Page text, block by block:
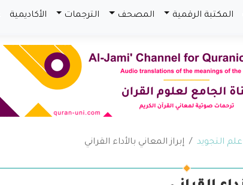
المكتبة الرقمية المصحف الترجمات الأكاديمية
التجويد إبراز المعاني بالأداء القراني